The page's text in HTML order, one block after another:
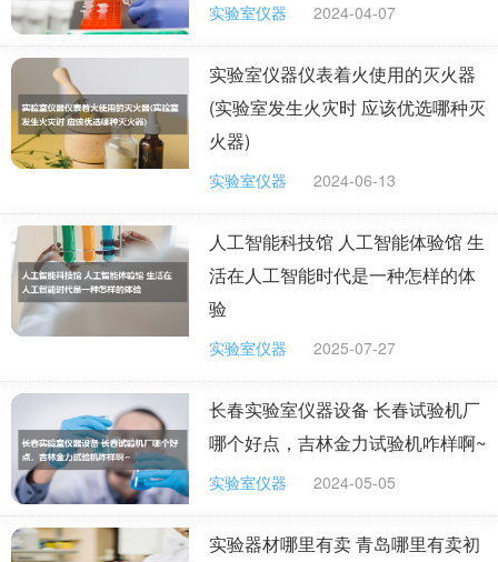
实验室仪器 2024-04-07
实验室仪器仪表着火使用的灭火器
(实验室发生火灾时 应该优选哪种灭
火器)
实验室仪器 2024-06-13
人工智能科技馆 人工智能体验馆 生
活在人工智能时代是一种怎样的体
验
实验室仪器 2025-07-27
长春实验室仪器设备 长春试验机厂
哪个好点，吉林金力试验机咋样啊~
实验室仪器 2024-05-05
实验器材哪里有卖 青岛哪里有卖初